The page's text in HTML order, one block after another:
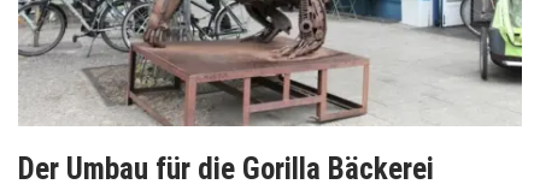
Der Umbau für die Gorilla Bäckerei